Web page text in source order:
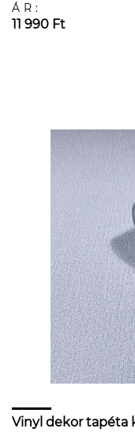
ÁR:
11 990 Ft
Vinyl dekor tapéta